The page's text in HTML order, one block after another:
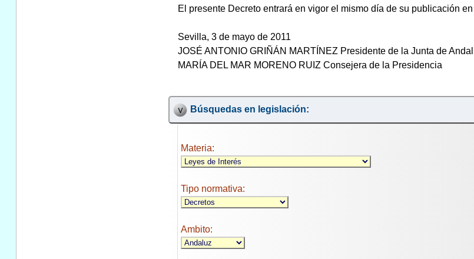
El presente Decreto entrará en vigor el mismo día de su publicación
Sevilla, 3 de mayo de 2011
JOSÉ ANTONIO GRIÑÁN MARTÍNEZ Presidente de la Junta de
MARÍA DEL MAR MORENO RUIZ Consejera de la Presidencia
Búsquedas en legislación:
Materia:
Tipo normativa:
Ambito: